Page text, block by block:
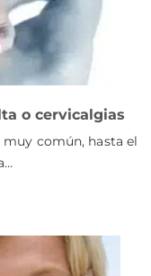
o cervicalgias
común, hasta el